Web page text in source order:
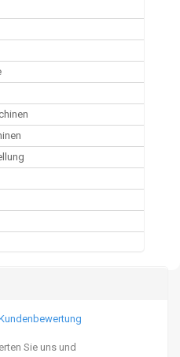
Sie uns und